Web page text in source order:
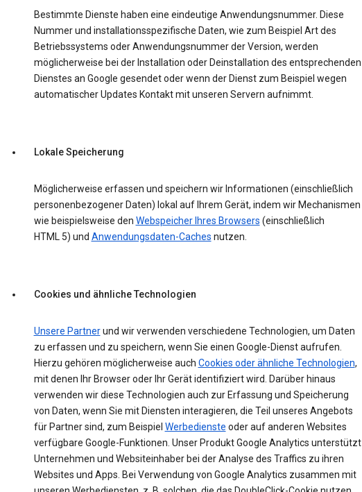
Bestimmte Dienste haben eine eindeutige Anwendungsnummer. Diese
Nummer und installationsspezifische Daten, wie zum Beispiel Art des
Betriebssystems oder Anwendungsnummer der Version, werden
möglicherweise bei der Installation oder Deinstallation des entsprechenden
Dienstes an Google gesendet oder wenn der Dienst zum Beispiel wegen
automatischer Updates Kontakt mit unseren Servern aufnimmt.
Lokale Speicherung
Möglicherweise erfassen und speichern wir Informationen (einschließlich
personenbezogener Daten) lokal auf Ihrem Gerät, indem wir Mechanismen
wie beispielsweise den Webspeicher Ihres Browsers (einschließlich
HTML 5) und Anwendungsdaten-Caches nutzen.
Cookies und ähnliche Technologien
Unsere Partnerund wir verwenden verschiedene Technologien, um Daten
zu erfassen und zu speichern, wenn Sie einen Google-Dienst aufrufen.
Hierzu gehören möglicherweise auch Cookies oder ähnliche Technologien,
mit denen Ihr Browser oder Ihr Gerät identifiziert wird. Darüber hinaus
verwenden wir diese Technologien auch zur Erfassung und Speicherung
von Daten, wenn Sie mit Diensten interagieren, die Teil unseres Angebots
für Partner sind, zum Beispiel Werbedienste oder auf anderen Websites
verfügbare Google-Funktionen. Unser Produkt Google Analytics unterstützt
Unternehmen und Websiteinhaber bei der Analyse des Traffics zu ihren
Websites und Apps. Bei Verwendung von Google Analytics zusammen mit